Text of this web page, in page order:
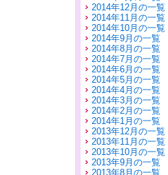
2014年12月の一覧
2014年11月の一覧
2014年10月の一覧
2014年9月の一覧
2014年8月の一覧
2014年7月の一覧
2014年6月の一覧
2014年5月の一覧
2014年4月の一覧
2014年3月の一覧
2014年2月の一覧
2014年1月の一覧
2013年12月の一覧
2013年11月の一覧
2013年10月の一覧
2013年9月の一覧
2013年8月の一覧